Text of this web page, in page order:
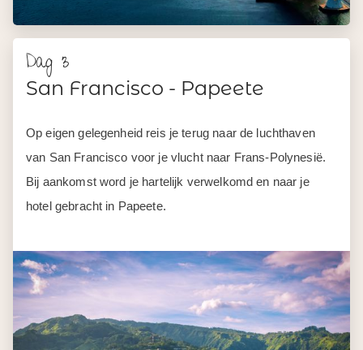
Dag 3
San Francisco - Papeete
Op eigen gelegenheid reis je terug naar de luchthaven
van San Francisco voor je vlucht naar Frans-Polynesië.
Bij aankomst word je hartelijk verwelkomd en naar je
hotel gebracht in Papeete.